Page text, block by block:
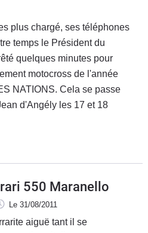
du motoclub
plus chargé, ses téléphones
temps le Président du
quelques minutes pour
motocross de l'année
NATIONS. Cela se passe
d'Angély les 17 et 18
550 Maranello
Le 31/08/2011
aiguë tant il se